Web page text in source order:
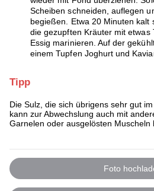
Scheiben schneiden, auflegen
begießen. Etwa 20 Minuten kalt
die gezupften Kräuter mit etwas
Essig marinieren. Auf der
einem Tupfen Joghurt und
Tipp
Die Sulz, die sich übrigens sehr gut
kann zur Abwechslung auch mit
Garnelen oder ausgelösten Muscheln
Foto